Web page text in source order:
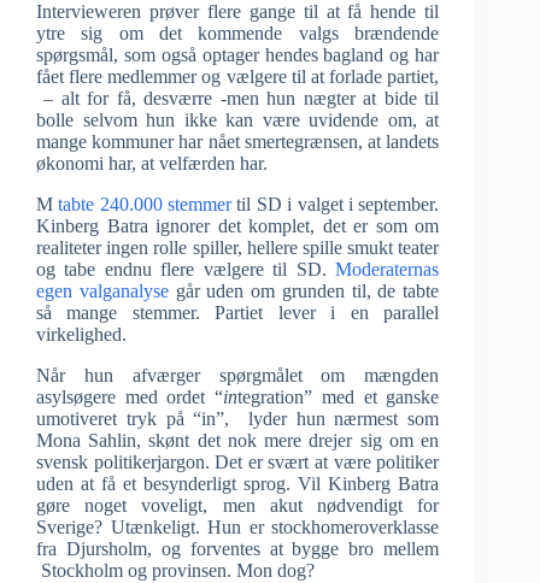
Intervieweren prøver flere gange til at få hende til
ytre sig om det kommende valgs brændende
spørgsmål, som også optager hendes bagland og har
fået flere medlemmer og vælgere til at forlade partiet,
– alt for få, desværre -men hun nægter at bide til
bolle selvom hun ikke kan være uvidende om, at
mange kommuner har nået smertegrænsen, at landets
økonomi har, at velfærden har.
Mtabte 240.000 stemmertil SD i valget i september.
Kinberg Batra ignorer det komplet, det er som om
realiteter ingen rolle spiller, hellere spille smukt teater
og tabe endnu flere vælgere til SD.Moderaternas
egen valganalysegår uden om grunden til, de tabte
så mange stemmer. Partiet lever i en parallel
virkelighed.
Når hun afværger spørgmålet om mængden
asylsøgere med ordet “integration” med et ganske
umotiveret tryk på “in”, lyder hun nærmest som
Mona Sahlin, skønt det nok mere drejer sig om en
svensk politikerjargon. Det er svært at være politiker
uden at få et besynderligt sprog. Vil Kinberg Batra
gøre noget voveligt, men akut nødvendigt for
Sverige? Utænkeligt. Hun er stockhomeroverklasse
fra Djursholm, og forventes at bygge bro mellem
Stockholm og provinsen. Mon dog?